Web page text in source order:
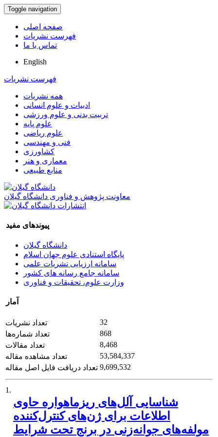
Toggle navigation
صفحه اصلی
فهرست نشریات
تماس با ما
English
فهرست نشریات
همه نشریات
ادبیات و علوم انسانی
تربیت بدنی و علوم ورزشی
علوم پایه
علوم ریاضی
فنی و مهندسی
کشاورزی
معماری و هنر
منابع طبیعی
معاونت پژوهش و فناوری دانشگاه گیلان
پیوندهای مفید
دانشگاه گیلان
پایگاه استنادی علوم جهان اسلام
سامانه ارزیابی نشریات علمی
سامانه جامع رسانه های کشور
وزارت علوم، تحقیقات و فناوری
آمار
تعداد نشریات
32
تعداد شماره‌ها
868
تعداد مقالات
8,468
تعداد مشاهده مقاله
53,584,337
تعداد دریافت فایل اصل مقاله 9,699,532
1.
شناسایی آلل‌های ریز‌ماهواره حاوی
اطلاعات برای ژن‌های کنترل‌کننده
مولفه‌های جوانه‌زنی در برنج تحت شرایط